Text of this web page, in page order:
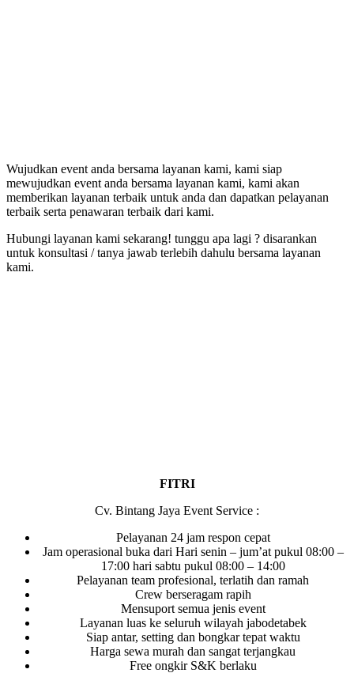
Wujudkan event anda bersama layanan kami, kami siap
mewujudkan event anda bersama layanan kami, kami akan
memberikan layanan terbaik untuk anda dan dapatkan pelayanan
terbaik serta penawaran terbaik dari kami.
Hubungi layanan kami sekarang! tunggu apa lagi ? disarankan
untuk konsultasi / tanya jawab terlebih dahulu bersama layanan
kami.
FITRI
Cv. Bintang Jaya Event Service :
Pelayanan 24 jam respon cepat
Jam operasional buka dari Hari senin – jum’at pukul 08:00 –
17:00 hari sabtu pukul 08:00 – 14:00
Pelayanan team profesional, terlatih dan ramah
Crew berseragam rapih
Mensuport semua jenis event
Layanan luas ke seluruh wilayah jabodetabek
Siap antar, setting dan bongkar tepat waktu
Harga sewa murah dan sangat terjangkau
Free ongkir S&K berlaku